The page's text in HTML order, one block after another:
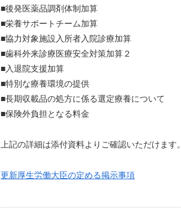
■後発医薬品調剤体制加算
■栄養サポートチーム加算
■協力対象施設入所者入院診療加算
■歯科外来診療医療安全対策加算２
■入退院支援加算
■特別な療養環境の提供
■長期収載品の処方に係る選定療養について
■保険外負担となる料金
上記の詳細は添付資料よりご確認いただけます。
更新厚生労働大臣の定める掲示事項